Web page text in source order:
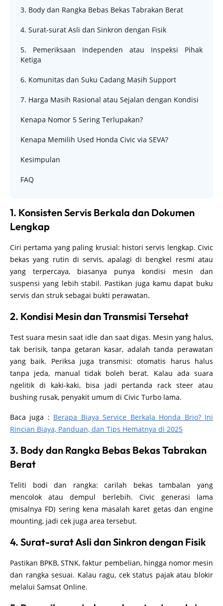
3. Body dan Rangka Bebas Bekas Tabrakan Berat
4. Surat-surat Asli dan Sinkron dengan Fisik
5. Pemeriksaan Independen atau Inspeksi Pihak
Ketiga
6. Komunitas dan Suku Cadang Masih Support
7. Harga Masih Rasional atau Sejalan dengan Kondisi
Kenapa Nomor 5 Sering Terlupakan?
Kenapa Memilih Used Honda Civic via SEVA?
Kesimpulan
FAQ
1. Konsisten Servis Berkala dan Dokumen
Lengkap
Ciri pertama yang paling krusial: histori servis lengkap. Civic
bekas yang rutin di servis, apalagi di bengkel resmi atau
yang terpercaya, biasanya punya kondisi mesin dan
suspensi yang lebih stabil. Pastikan juga kamu dapat buku
servis dan struk sebagai bukti perawatan.
2. Kondisi Mesin dan Transmisi Tersehat
Test suara mesin saat idle dan saat digas. Mesin yang halus,
tak berisik, tanpa getaran kasar, adalah tanda perawatan
yang baik. Periksa juga transmisi: otomatis harus halus
tanpa jeda, manual tidak boleh berat. Kalau ada suara
ngelitik di kaki-kaki, bisa jadi pertanda rack steer atau
bushing rusak, penyakit umum di Civic Turbo lama.
Baca juga : Berapa Biaya Service Berkala Honda Brio? Ini
Rincian Biaya, Panduan, dan Tips Hematnya di 2025
3. Body dan Rangka Bebas Bekas Tabrakan
Berat
Teliti bodi dan rangka: carilah bekas tambalan yang
mencolok atau dempul berlebih. Civic generasi lama
(misalnya FD) sering kena masalah karet getas dan engine
mounting, jadi cek juga area tersebut.
4. Surat-surat Asli dan Sinkron dengan Fisik
Pastikan BPKB, STNK, faktur pembelian, hingga nomor mesin
dan rangka sesuai. Kalau ragu, cek status pajak atau blokir
melalui Samsat Online.